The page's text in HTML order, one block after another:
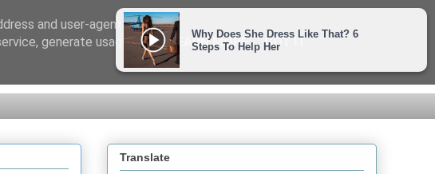
Translate
and user-agent
generate usage
LEARN MORE GOT IT